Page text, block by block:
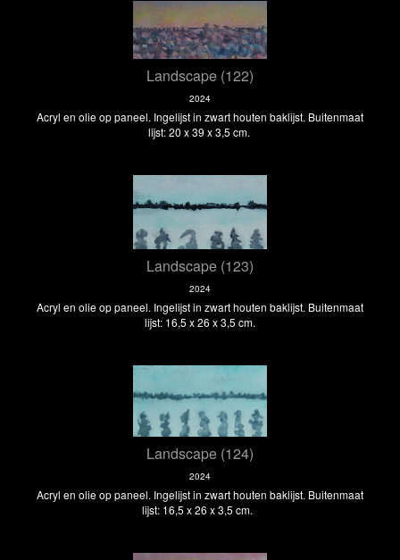
Landscape (122)
2024
Acryl en olie op paneel. Ingelijst in zwart houten baklijst. Buitenmaat
lijst: 20 x 39 x 3,5 cm.
Landscape (123)
2024
Acryl en olie op paneel. Ingelijst in zwart houten baklijst. Buitenmaat
lijst: 16,5 x 26 x 3,5 cm.
Landscape (124)
2024
Acryl en olie op paneel. Ingelijst in zwart houten baklijst. Buitenmaat
lijst: 16,5 x 26 x 3,5 cm.